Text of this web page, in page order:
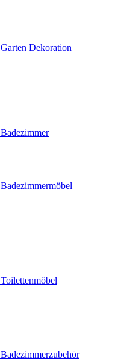
Garten Dekoration
Badezimmer
Badezimmermöbel
Toilettenmöbel
Badezimmerzubehör